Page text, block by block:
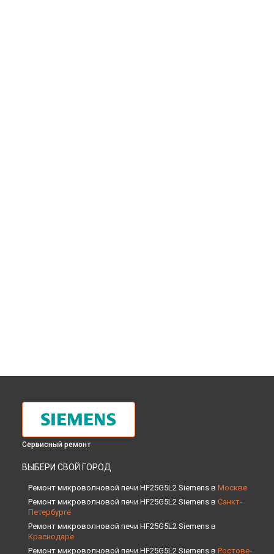
Сервисный ремонт
ВЫБЕРИ СВОЙ ГОРОД
Ремонт микроволновой печи HF25G5L2 Siemens в Москве
Ремонт микроволновой печи HF25G5L2 Siemens в Санкт-
Петербурге
Ремонт микроволновой печи HF25G5L2 Siemens в
Краснодаре
Ремонт микроволновой печи HF25G5L2 Siemens в Ростове-